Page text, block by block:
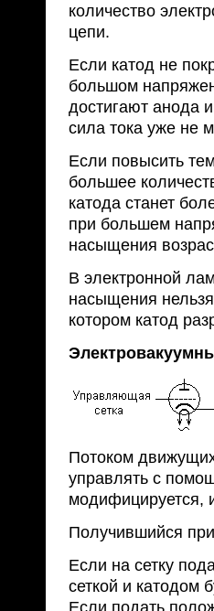
количество
цепи.
Если катод не
большом
достигают анода
сила тока уже не
Если повысить
большее
катода станет
при большем
насыщения
В электронной
насыщения
котором катод
Потоком
управлять с
модифицируется,
Получившийся
Если на сетку
сеткой и катодом
Если подать